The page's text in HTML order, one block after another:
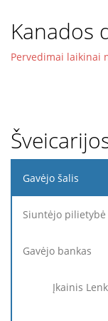
Kanados
Pervedimai laikinai
Gavėjo